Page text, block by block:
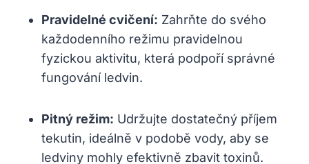
Pravidelné cvičení: Zahrňte do svého
⁢každodenního režimu pravidelnou
fyzickou aktivitu,‌ která podpoří správné
fungování ledvin.
Pitný ⁣režim: Udržujte dostatečný příjem
tekutin, ideálně v podobě⁤ vody, aby​ se
ledviny mohly efektivně zbavit toxinů.